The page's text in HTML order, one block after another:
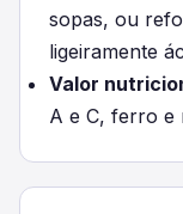
sopas, ou
ligeiramente
Valor
A e C, ferro e